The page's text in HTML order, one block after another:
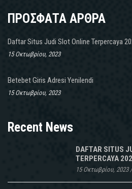
ΠΡΟΣΦΑΤΑ ΑΡΘΡΑ
Daftar Situs Judi Slot Online Terpercaya
15 Οκτωβρίου, 2023
Betebet Giris Adresi Yenilendi
15 Οκτωβρίου, 2023
Recent News
DAFTAR SITUS
TERPERCAYA
15 Οκτωβρίου, 2023